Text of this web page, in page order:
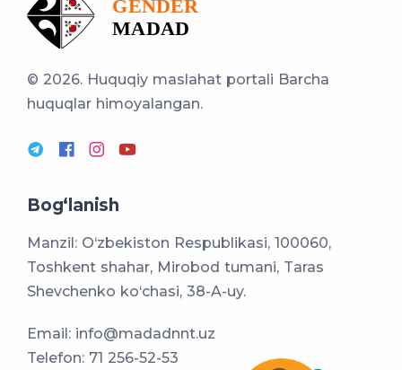
© 2026. Huquqiy maslahat portali Barcha
huquqlar himoyalangan.
Bog‘lanish
Manzil: O‘zbekiston Respublikasi, 100060,
Toshkent shahar, Mirobod tumani, Taras
Shevchenko ko‘chasi, 38-A-uy.
Email: info@madadnnt.uz
Telefon: 71 256-52-53